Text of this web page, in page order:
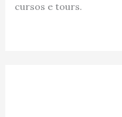
cursos e tours.